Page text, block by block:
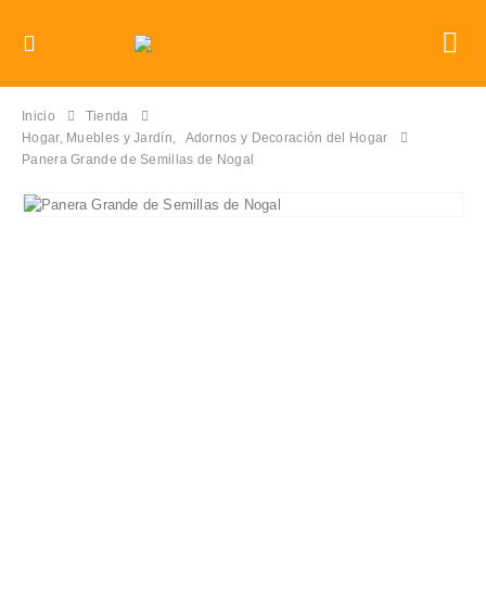
Inicio
Tienda
Hogar, Muebles y Jardín,
Adornos y Decoración del Hogar
Panera Grande de Semillas de Nogal